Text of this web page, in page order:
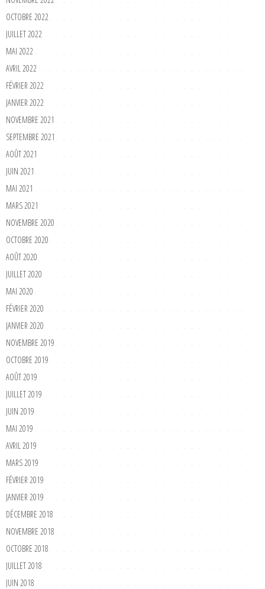
OCTOBRE 2022
JUILLET 2022
MAI 2022
AVRIL 2022
FÉVRIER 2022
JANVIER 2022
NOVEMBRE 2021
SEPTEMBRE 2021
AOÛT 2021
JUIN 2021
MAI 2021
MARS 2021
NOVEMBRE 2020
OCTOBRE 2020
AOÛT 2020
JUILLET 2020
MAI 2020
FÉVRIER 2020
JANVIER 2020
NOVEMBRE 2019
OCTOBRE 2019
AOÛT 2019
JUILLET 2019
JUIN 2019
MAI 2019
AVRIL 2019
MARS 2019
FÉVRIER 2019
JANVIER 2019
DÉCEMBRE 2018
NOVEMBRE 2018
OCTOBRE 2018
JUILLET 2018
JUIN 2018